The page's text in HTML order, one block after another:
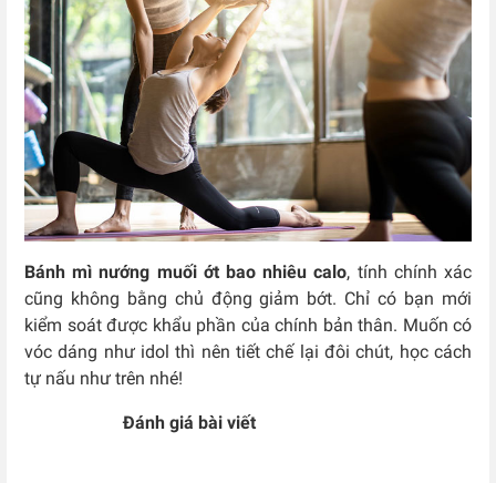
Bánh mì nướng muối ớt bao nhiêu calo, tính chính xác
cũng không bằng chủ động giảm bớt. Chỉ có bạn mới
kiểm soát được khẩu phần của chính bản thân. Muốn có
vóc dáng như idol thì nên tiết chế lại đôi chút, học cách
tự nấu như trên nhé!
Đánh giá bài viết